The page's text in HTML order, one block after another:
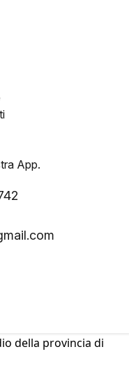
App.
Pietro Pitzanti, è
e il benessere ed
della provincia di